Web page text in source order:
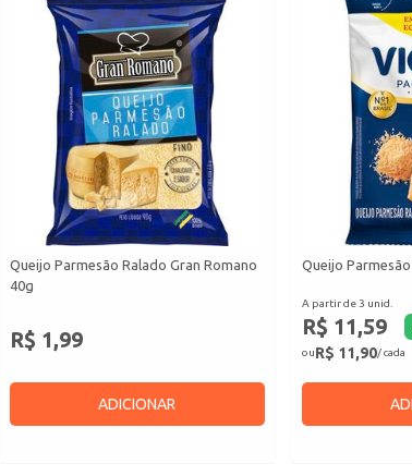
Queijo Parmesão Ralado Gran Romano
40g
R$ 1,99
ADICIONAR
Queijo
A partir de 3 unid.
R$ 11,59
ouR$ 11,90/ cada